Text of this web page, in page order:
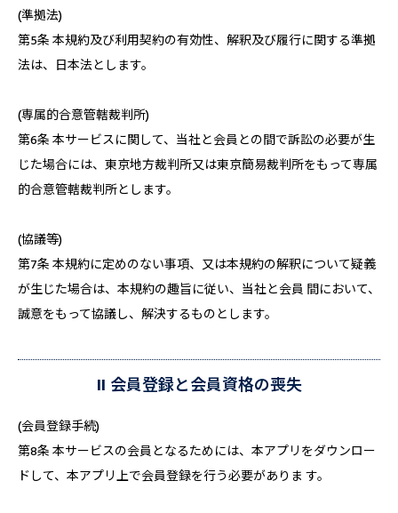
(準拠法)
第5条 本規約及び利用契約の有効性、解釈及び履行に関する準拠
法は、日本法とします。
(専属的合意管轄裁判所)
第6条 本サービスに関して、当社と会員との間で訴訟の必要が生
じた場合には、東京地方裁判所又は東京簡易裁判所をもって専属
的合意管轄裁判所とします。
(協議等)
第7条 本規約に定めのない事項、又は本規約の解釈について疑義
が生じた場合は、本規約の趣旨に従い、当社と会員 間において、
誠意をもって協議し、解決するものとします。
II 会員登録と会員資格の喪失
(会員登録手続)
第8条 本サービスの会員となるためには、本アプリをダウンロー
ドして、本アプリ上で会員登録を行う必要がありま す。